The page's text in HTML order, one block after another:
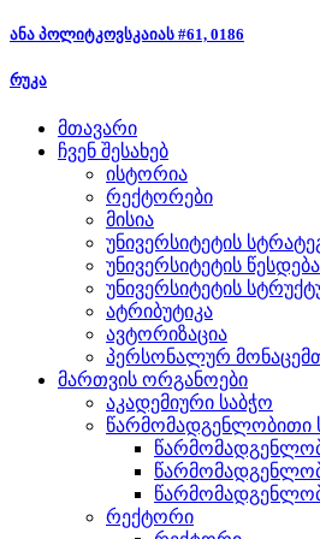
ანა პოლიტკოვსკაიას #61, 0186
რუკა
მთავარი
ჩვენ შესახებ
ისტორია
რექტორები
მისია
უნივერსიტეტის
უნივერსიტეტის წესდება
უნივერსიტეტის
ატრიბუტიკა
ავტორიზაცია
პერსონალურ
მართვის ორგანოები
აკადემიური საბჭო
წარმომადგენლობითი
რექტორი